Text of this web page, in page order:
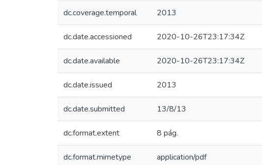
dc.coverage.temporal 2013
dc.date.accessioned 2020-10-26T23:17:34Z
dc.date.available 2020-10-26T23:17:34Z
dc.date.issued 2013
dc.date.submitted 13/8/13
dc.format.extent 8 pág.
dc.format.mimetype application/pdf